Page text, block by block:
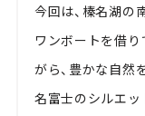
今回は、榛名湖の
ワンボートを借
がら、豊かな自然
名富士のシルエ